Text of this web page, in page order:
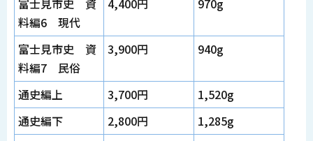
富士見市史 資
料編6 現代
4,400円 970g
富士見市史 資
料編7 民俗
3,900円 940g
通史編上 3,700円
1,520g
通史編下
2,800円
1,285g